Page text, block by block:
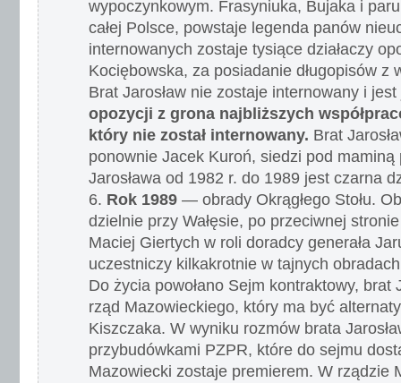
wypoczynkowym. Frasyniuka, Bujaka i
całej Polsce, powstaje legenda panów
internowanych zostaje tysiące działaczy
Kociębowska, za posiadanie długopisów z
Brat Jarosław nie zostaje internowany i jest
opozycji z grona najbliższych
który nie został internowany. Brat
ponownie Jacek Kuroń, siedzi pod
Jarosława od 1982 r. do 1989 jest czarna
Rok 1989 — obrady Okrągłego Stołu.
dzielnie przy Wałęsie, po przeciwnej
Maciej Giertych w roli doradcy generała
uczestniczy kilkakrotnie w tajnych
Do życia powołano Sejm kontraktowy, brat
rząd Mazowieckiego, który ma być
Kiszczaka. W wyniku rozmów brata
przybudówkami PZPR, które do sejmu
Mazowiecki zostaje premierem. W rządzie